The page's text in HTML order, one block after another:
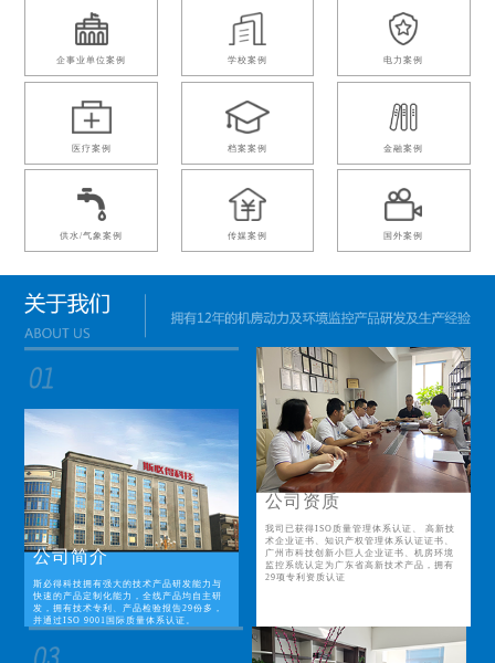
企事业单位案例 学校案例 电力案例
医疗案例 档案案例 金融案例
供水/气象案例 传媒案例 国外案例
公司简介
斯必得科技拥有强大的技术产品研发能力与
快速的产品定制化能力，全线产品均自主研
发，拥有技术专利、产品检验报告29份多，
并通过ISO 9001国际质量体系认证。
公司资质
我司已获得ISO质量管理体系认证、 高新技
术企业证书、知识产权管理体系认证证书、
广州市科技创新小巨人企业证书、机房环境
监控系统认定为广东省高新技术产品，拥有
29项专利资质认证